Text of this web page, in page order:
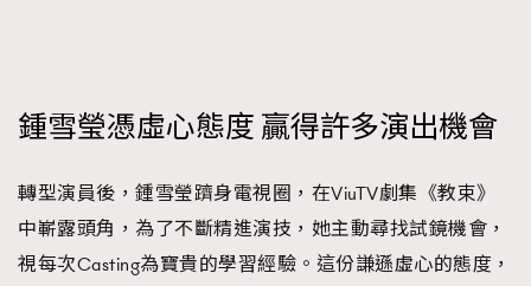
鍾雪瑩憑虛心態度 贏得許多演出機會
轉型演員後，鍾雪瑩躋身電視圈，在ViuTV劇集《教束》
中嶄露頭角，為了不斷精進演技，她主動尋找試鏡機會，
視每次Casting為寶貴的學習經驗。這份謙遜虛心的態度，